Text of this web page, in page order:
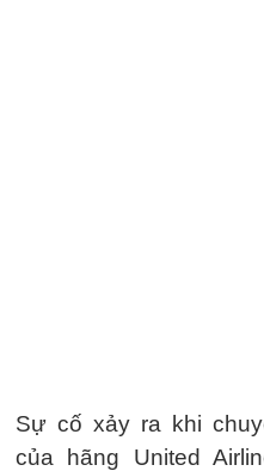
Sự cố xảy ra khi
của hãng United